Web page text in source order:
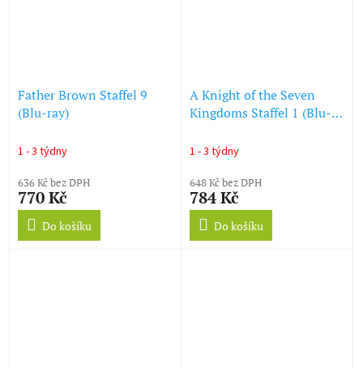
Father Brown Staffel 9
(Blu-ray)
1 - 3 týdny
636 Kč bez DPH
770 Kč
Do košíku
A Knight of the Seven
Kingdoms Staffel 1 (Blu-
1 - 3 týdny
648 Kč bez DPH
784 Kč
Do košíku